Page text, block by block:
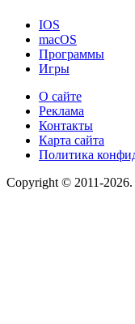
IOS
macOS
Программы
Игры
О сайте
Реклама
Контакты
Карта сайта
Политика
Copyright © 2011-2026.